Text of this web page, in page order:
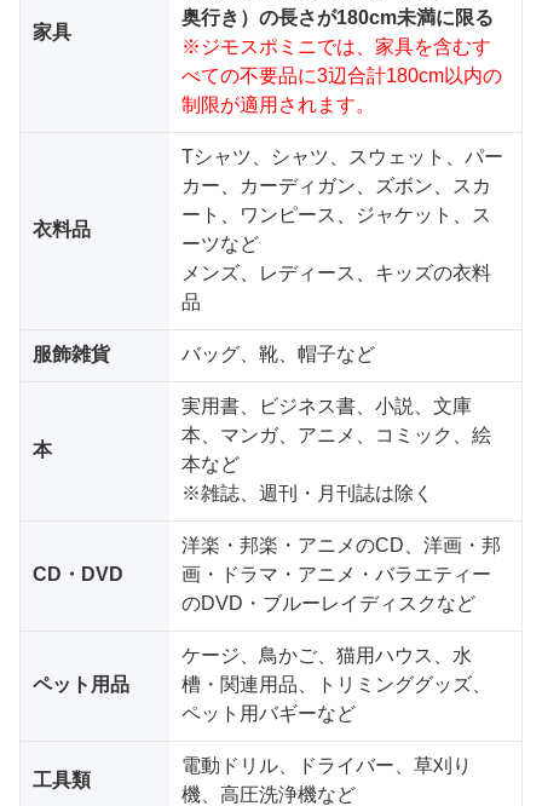
家具
奥行き）の長さが180cm未満に限る
※ジモスポミニでは、家具を含むす
べての不要品に3辺合計180cm以内の
制限が適用されます。
衣料品
Tシャツ、シャツ、スウェット、パー
カー、カーディガン、ズボン、スカ
ート、ワンピース、ジャケット、ス
ーツなど
メンズ、レディース、キッズの衣料
品
服飾雑貨 バッグ、靴、帽子など
本
実用書、ビジネス書、小説、文庫
本、マンガ、アニメ、コミック、絵
本など
※雑誌、週刊・月刊誌は除く
CD・DVD
洋楽・邦楽・アニメのCD、洋画・邦
画・ドラマ・アニメ・バラエティー
のDVD・ブルーレイディスクなど
ペット用品
ケージ、鳥かご、猫用ハウス、水
槽・関連用品、トリミンググッズ、
ペット用バギーなど
工具類
電動ドリル、ドライバー、草刈り
機、高圧洗浄機など